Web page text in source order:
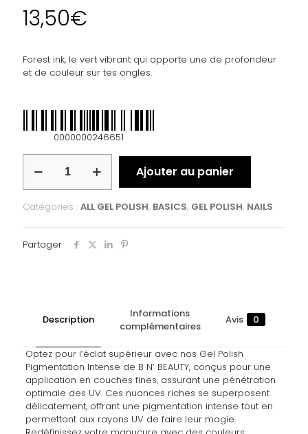
13,50€
Forest ink, le vert vibrant qui apporte une de profondeur
et de couleur sur tes ongles.
0000000246651
Ajouter au panier
Catégories : ALL GEL POLISH, BASICS, GEL POLISH, NAILS
Partager
Description
Informations
complémentaires
Avis 0
Optez pour l’éclat supérieur avec nos Gel Polish
Pigmentation Intense de B N’ BEAUTY, conçus pour une
application en couches fines, assurant une pénétration
optimale des UV. Ces nuances riches se superposent
délicatement, offrant une pigmentation intense tout en
permettant aux rayons UV de faire leur magie.